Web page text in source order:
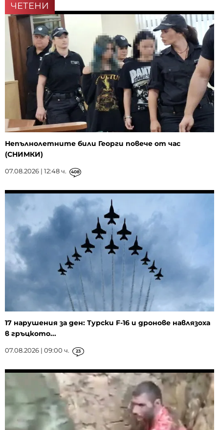
ЧЕТЕНИ
Непълнолетните били Георги повече от час
(СНИМКИ)
07.08.2026 | 12:48 ч. 408
17 нарушения за ден: Турски F-16 и дронове навлязоха
в гръцкото...
07.08.2026 | 09:00 ч. 23